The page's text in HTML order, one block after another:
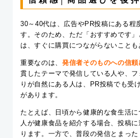
30～40代は、広告やPR投稿にある程
す。そのため、ただ「おすすめです
は、すぐに購買につながらないことも
重要なのは、 発信者そのものへの信頼
貫したテーマで発信している人や、
りが自然にある人は、PR投稿でも受
があります。
たとえば、日頃から健康的な食生活
人が健康食品を紹介する場合、投稿
ります。一方で、普段の発信とまっ